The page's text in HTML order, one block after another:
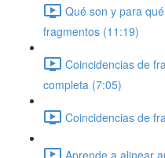
Qué son y para
fragmentos (11:19)
Coincidencias de
completa (7:05)
Coincidencias de
Aprende a alinear